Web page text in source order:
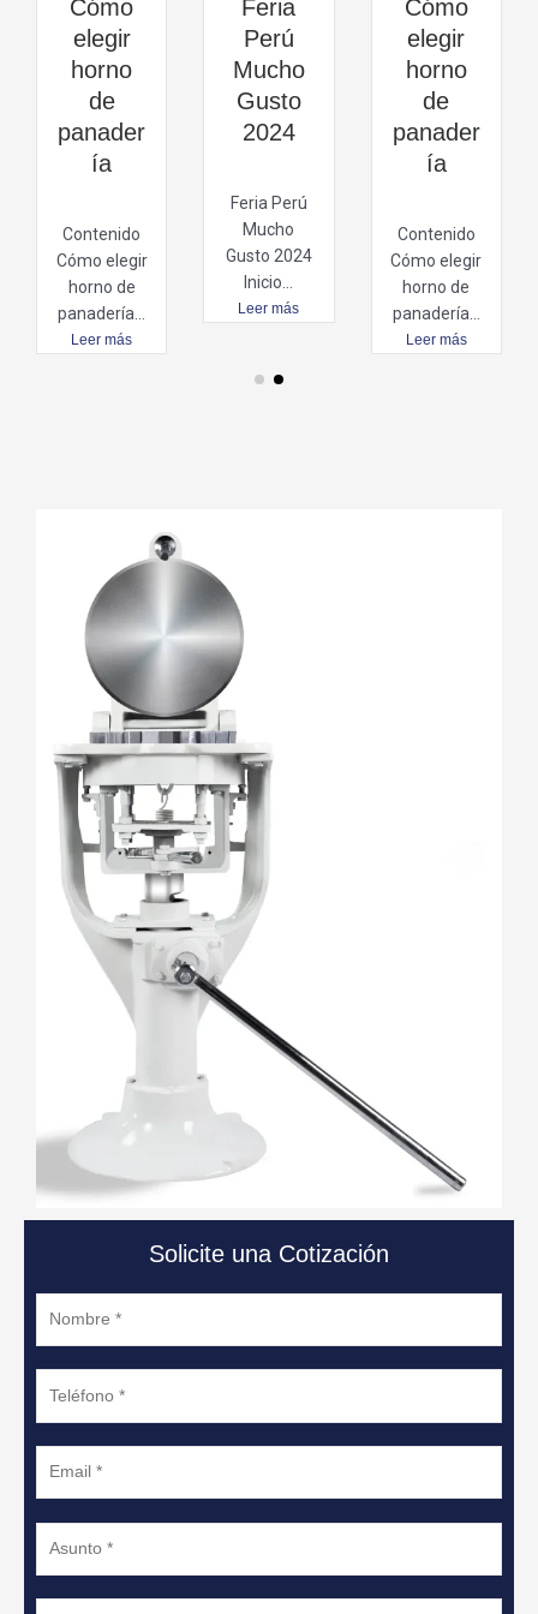
Cómo
elegir
horno
de
panader
ía
Contenido
Cómo elegir
horno de
panadería...
Leer más
Feria
Perú
Mucho
Gusto
2024
Feria Perú
Mucho
Gusto 2024
Inicio...
Leer más
Cómo
elegir
horno
de
panader
ía
Contenido
Cómo elegir
horno de
panadería...
Leer más
Solicite una Cotización